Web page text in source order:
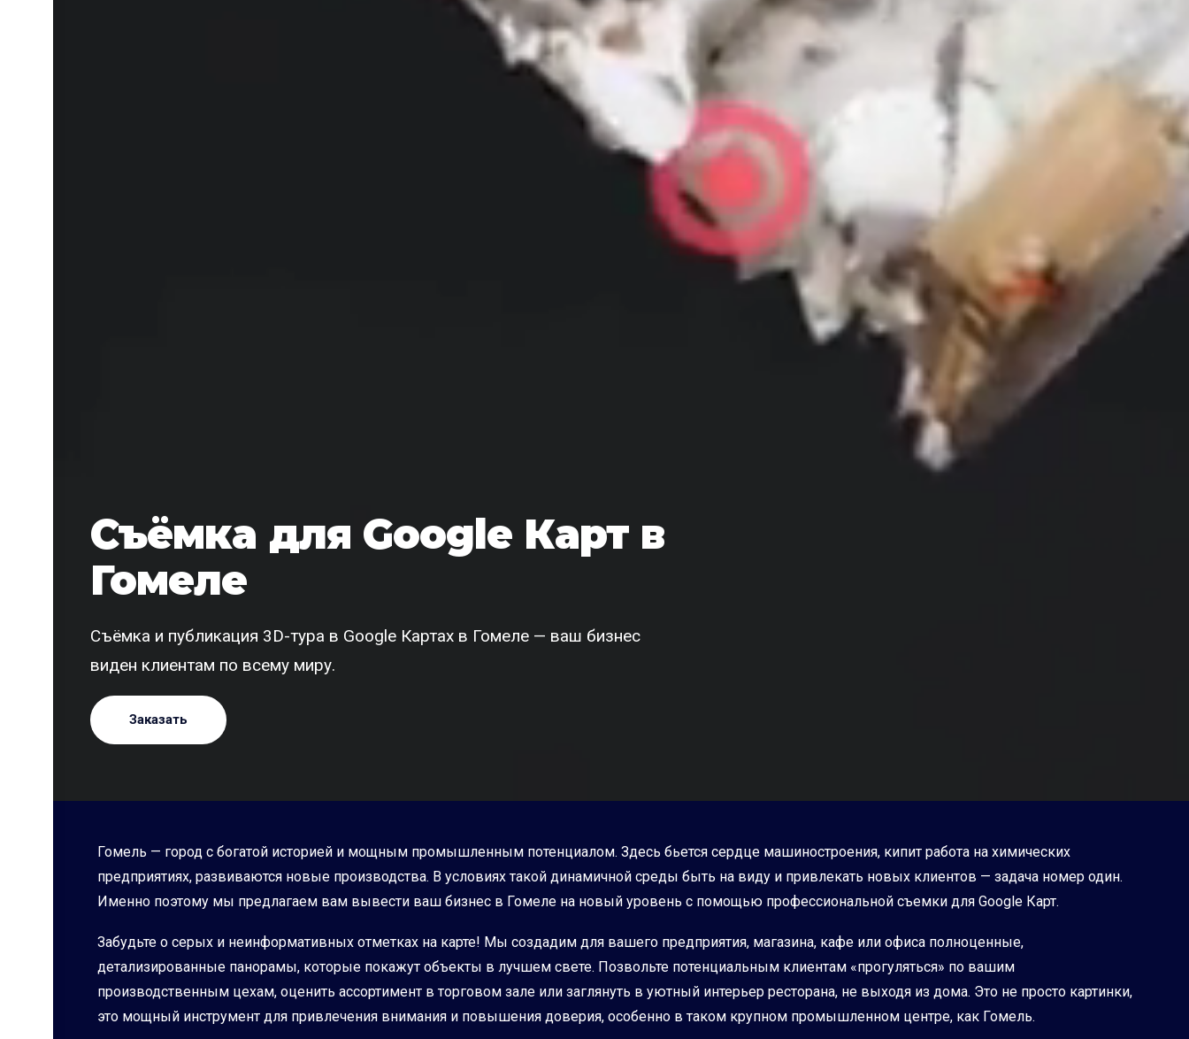
Съёмка для Google Карт в
Гомеле
Съёмка и публикация 3D-тура в Google Картах в Гомеле — ваш бизнес
виден клиентам по всему миру.
Заказать
Гомель — город с богатой историей и мощным промышленным потенциалом. Здесь бьется сердце машиностроения, кипит работа на химических
предприятиях, развиваются новые производства. В условиях такой динамичной среды быть на виду и привлекать новых клиентов — задача номер один.
Именно поэтому мы предлагаем вам вывести ваш бизнес в Гомеле на новый уровень с помощью профессиональной съемки для Google Карт.
Забудьте о серых и неинформативных отметках на карте! Мы создадим для вашего предприятия, магазина, кафе или офиса полноценные,
детализированные панорамы, которые покажут объекты в лучшем свете. Позвольте потенциальным клиентам «прогуляться» по вашим
производственным цехам, оценить ассортимент в торговом зале или заглянуть в уютный интерьер ресторана, не выходя из дома. Это не просто картинки,
это мощный инструмент для привлечения внимания и повышения доверия, особенно в таком крупном промышленном центре, как Гомель.